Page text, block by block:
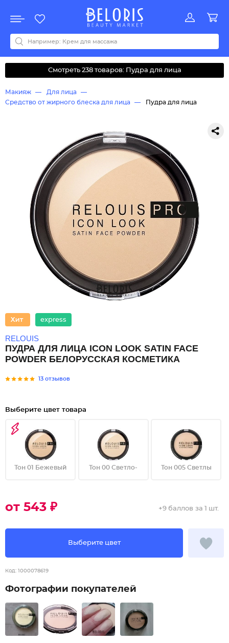
Акции
Все бренды
0-9ABCDEFGHIJKLMNOPQRSTUVWYZАБВДЗИМОКЛНПРСТУФ
Смотреть 238 товаров: Пудра для лица
Макияж
Для лица
Средство от жирного блеска для лица
Пудра для лица
express
RELOUIS
ПУДРА ДЛЯ ЛИЦА ICON LOOK SATIN FACE
POWDER БЕЛОРУССКАЯ КОСМЕТИКА
13 отзывов
Выберите цвет товара
Тон 01 Бежевый Тон 00 Светло- Тон 005 Светлы
от 543 ₽
Выберите цвет
+9 баллов за 1 шт.
Код: 1000078619
Фотографии покупателей